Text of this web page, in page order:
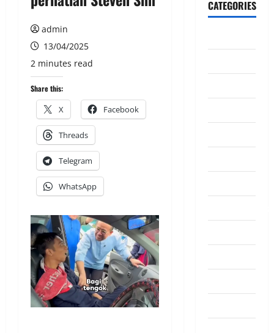
admin
13/04/2025
2 minutes read
Share this:
X Facebook
Threads
Telegram
WhatsApp
CATEGORIES